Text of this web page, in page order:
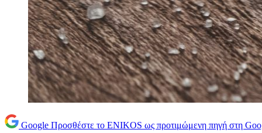
Google Προσθέστε το ENIKOS ως προτιμώμενη πηγή στη